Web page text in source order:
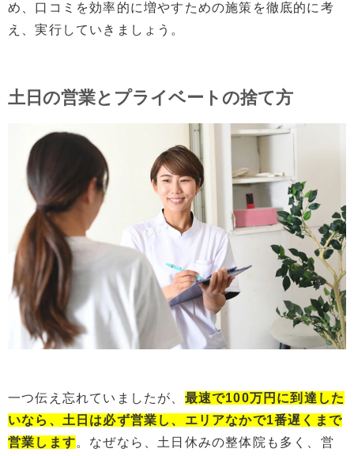
め、口コミを効率的に増やすための施策を徹底的に考
え、実行していきましょう。
土日の営業とプライベートの捨て方
一つ伝え忘れていましたが、 最速で100万円に到達した
いなら、土日は必ず営業し、エリアなかで1番遅くまで
営業します。なぜなら、土日休みの整体院も多く、営